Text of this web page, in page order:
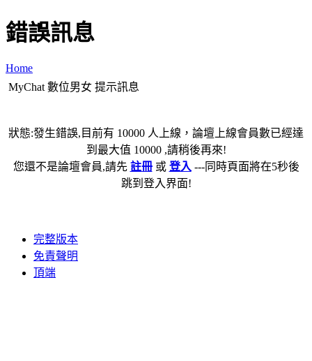
錯誤訊息
Home
MyChat 數位男女 提示訊息
狀態:發生錯誤,目前有 10000 人上線，論壇上線會員數已經達
到最大值 10000 ,請稍後再來!
您還不是論壇會員,請先 註冊或 登入 ---同時頁面將在5秒後
跳到登入界面!
完整版本
免責聲明
頂端